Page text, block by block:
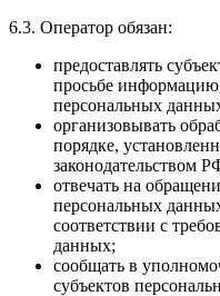
6.3. Оператор обязан:
предоставлять
просьбе
персональных
организовывать
порядке,
законодательством
отвечать на
персональных
соответствии с
данных;
сообщать в
субъектов